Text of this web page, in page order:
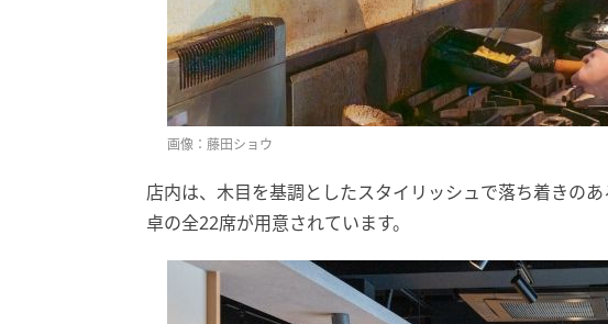
画像：藤田ショウ
店内は、木目を基調としたスタイリッシュで落ち着きの
卓の全22席が用意されています。